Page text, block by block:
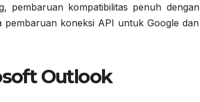
pembaruan kompatibilitas penuh dengan
koneksi API untuk Google dan
Outlook